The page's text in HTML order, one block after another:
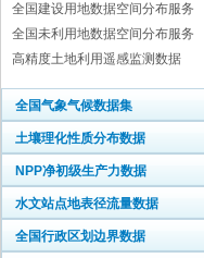
全国建设用地数据空间分布服务
全国未利用地数据空间分布服务
高精度土地利用遥感监测数据
全国气象气候数据集
土壤理化性质分布数据
NPP净初级生产力数据
水文站点地表径流量数据
全国行政区划边界数据